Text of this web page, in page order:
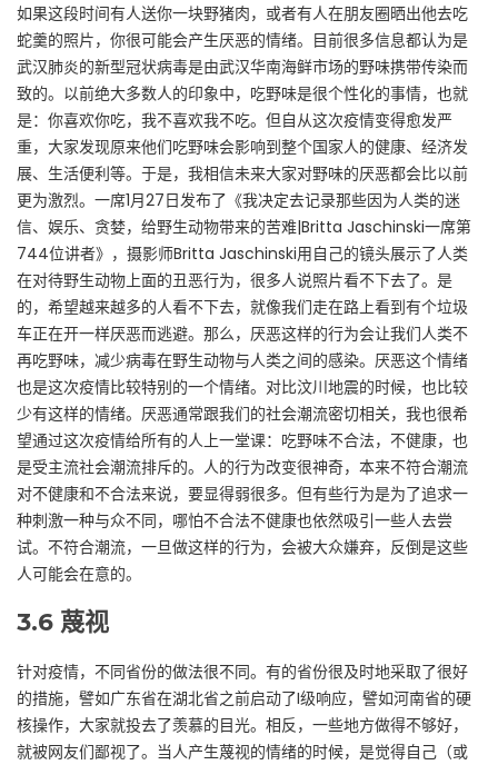
如果这段时间有人送你一块野猪肉，或者有人在朋友圈晒出他去吃
蛇羹的照片，你很可能会产生厌恶的情绪。目前很多信息都认为是
武汉肺炎的新型冠状病毒是由武汉华南海鲜市场的野味携带传染而
致的。以前绝大多数人的印象中，吃野味是很个性化的事情，也就
是：你喜欢你吃，我不喜欢我不吃。但自从这次疫情变得愈发严
重，大家发现原来他们吃野味会影响到整个国家人的健康、经济发
展、生活便利等。于是，我相信未来大家对野味的厌恶都会比以前
更为激烈。一席1月27日发布了《我决定去记录那些因为人类的迷
信、娱乐、贪婪，给野生动物带来的苦难|Britta Jaschinski一席第
744位讲者》，摄影师Britta Jaschinski用自己的镜头展示了人类
在对待野生动物上面的丑恶行为，很多人说照片看不下去了。是
的，希望越来越多的人看不下去，就像我们走在路上看到有个垃圾
车正在开一样厌恶而逃避。那么，厌恶这样的行为会让我们人类不
再吃野味，减少病毒在野生动物与人类之间的感染。厌恶这个情绪
也是这次疫情比较特别的一个情绪。对比汶川地震的时候，也比较
少有这样的情绪。厌恶通常跟我们的社会潮流密切相关，我也很希
望通过这次疫情给所有的人上一堂课：吃野味不合法，不健康，也
是受主流社会潮流排斥的。人的行为改变很神奇，本来不符合潮流
对不健康和不合法来说，要显得弱很多。但有些行为是为了追求一
种刺激一种与众不同，哪怕不合法不健康也依然吸引一些人去尝
试。不符合潮流，一旦做这样的行为，会被大众嫌弃，反倒是这些
人可能会在意的。
3.6 蔑视
针对疫情，不同省份的做法很不同。有的省份很及时地采取了很好
的措施，譬如广东省在湖北省之前启动了I级响应，譬如河南省的硬
核操作，大家就投去了羡慕的目光。相反，一些地方做得不够好，
就被网友们鄙视了。当人产生蔑视的情绪的时候，是觉得自己（或